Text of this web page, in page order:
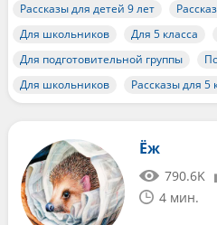
Рассказы для детей 9 лет
Для школьников
Для 5 класса
Для подготовительной группы
Для школьников
Рассказы для 5
Ёж
790.6K
4 мин.